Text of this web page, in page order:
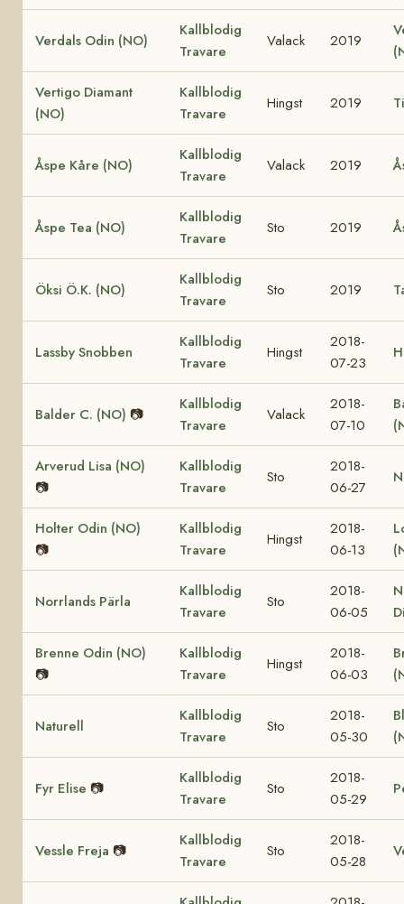
Verdals Odin (NO)
Kallblodig
Travare
Valack 2019
Vertigo Diamant
(NO)
Kallblodig
Travare
Hingst 2019
Åspe Kåre (NO)
Kallblodig
Travare
Valack 2019
Åspe Tea (NO)
Kallblodig
Travare
Sto 2019
Öksi Ö.K. (NO)
Kallblodig
Travare
Sto 2019
Lassby Snobben
Kallblodig
Travare
Hingst
2018-
07-23
Balder C. (NO) 📷
Kallblodig
Travare
Valack
2018-
07-10
Arverud Lisa (NO)
📷
Kallblodig
Travare
Sto
2018-
06-27
Holter Odin (NO)
📷
Kallblodig
Travare
Hingst
2018-
06-13
Norrlands Pärla
Kallblodig
Travare
Sto
2018-
06-05
Brenne Odin (NO)
📷
Kallblodig
Travare
Hingst
2018-
06-03
Naturell
Kallblodig
Travare
Sto
2018-
05-30
Fyr Elise 📷
Kallblodig
Travare
Sto
2018-
05-29
Vessle Freja 📷
Kallblodig
Travare
Sto
2018-
05-28